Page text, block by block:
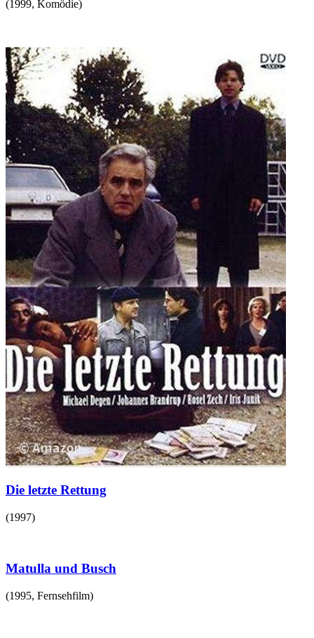
(1999, Komödie)
Die letzte Rettung
(1997)
Matulla und Busch
(1995, Fernsehfilm)